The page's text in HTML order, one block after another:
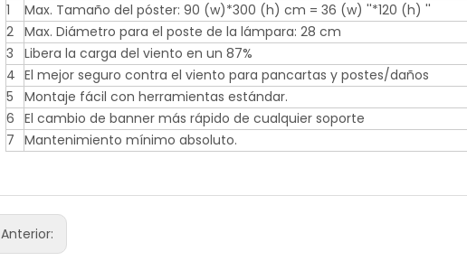
1
Max. Tamaño del póster: 90 (w)*300 (h) cm = 36 (w) ''*120 (h) ''
2 Max. Diámetro para el poste de la lámpara: 28 cm
3
Libera la carga del viento en un 87%
4 El mejor seguro contra el viento para pancartas y postes/daños
5
Montaje fácil con herramientas estándar.
6 El cambio de banner más rápido de cualquier soporte
7 Mantenimiento mínimo absoluto.
Anterior: